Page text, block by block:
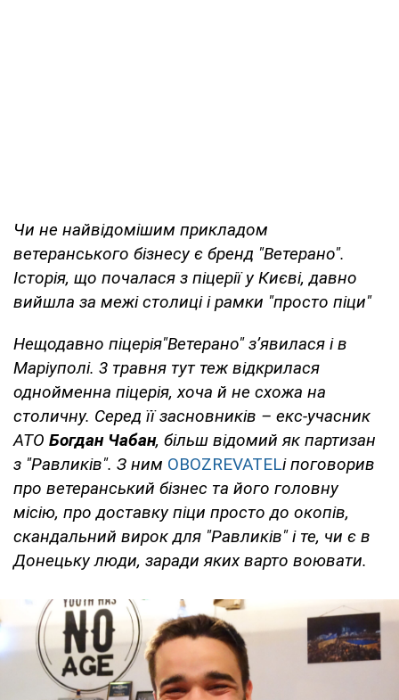
Чи не найвідомішим прикладом
ветеранського бізнесу є бренд "Ветерано".
Історія, що почалася з піцерії у Києві, давно
вийшла за межі столиці і рамки "просто піци"
Нещодавно піцерія"Ветерано" з’явилася і в
Маріуполі. 3 травня тут теж відкрилася
однойменна піцерія, хоча й не схожа на
столичну. Серед її засновників – екс-учасник
АТО Богдан Чабан, більш відомий як партизан
з "Равликів". З ним OBOZREVATELі поговорив
про ветеранський бізнес та його головну
місію, про доставку піци просто до окопів,
скандальний вирок для "Равликів" і те, чи є в
Донецьку люди, заради яких варто воювати.